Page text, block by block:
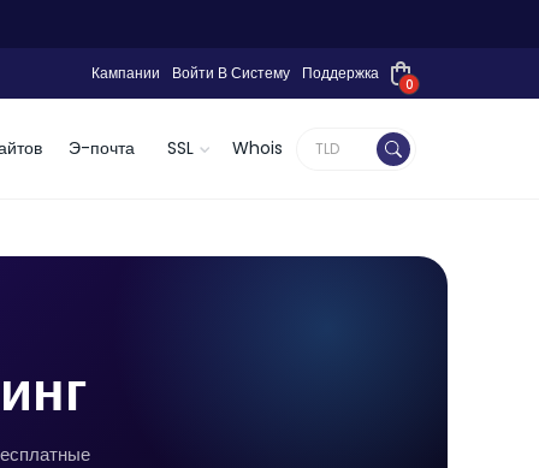
Кампании Войти В Систему Поддержка
0
Э-почта SSL Whois